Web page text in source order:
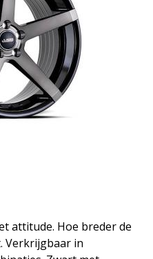
attitude. Hoe breder de
Verkrijgbaar in